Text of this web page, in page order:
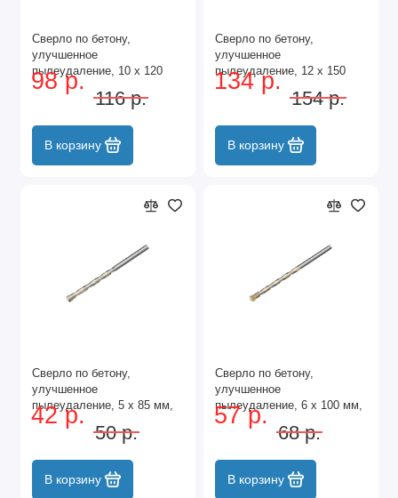
Сверло по бетону,
улучшенное
пылеудаление, 10 х 120
мм, цилиндрический
хвостовик Сибртех
98 р.
116 р.
В корзину
Сверло по бетону,
улучшенное
пылеудаление, 12 х 150
мм, цилиндрический
хвостовик Сибртех
134 р.
154 р.
В корзину
Сверло по бетону,
улучшенное
пылеудаление, 5 х 85 мм,
цилиндрический хвостовик
42 р.
50 р.
В корзину
Сверло по бетону,
улучшенное
пылеудаление, 6 х 100 мм,
цилиндрический хвостовик
57 р.
68 р.
В корзину